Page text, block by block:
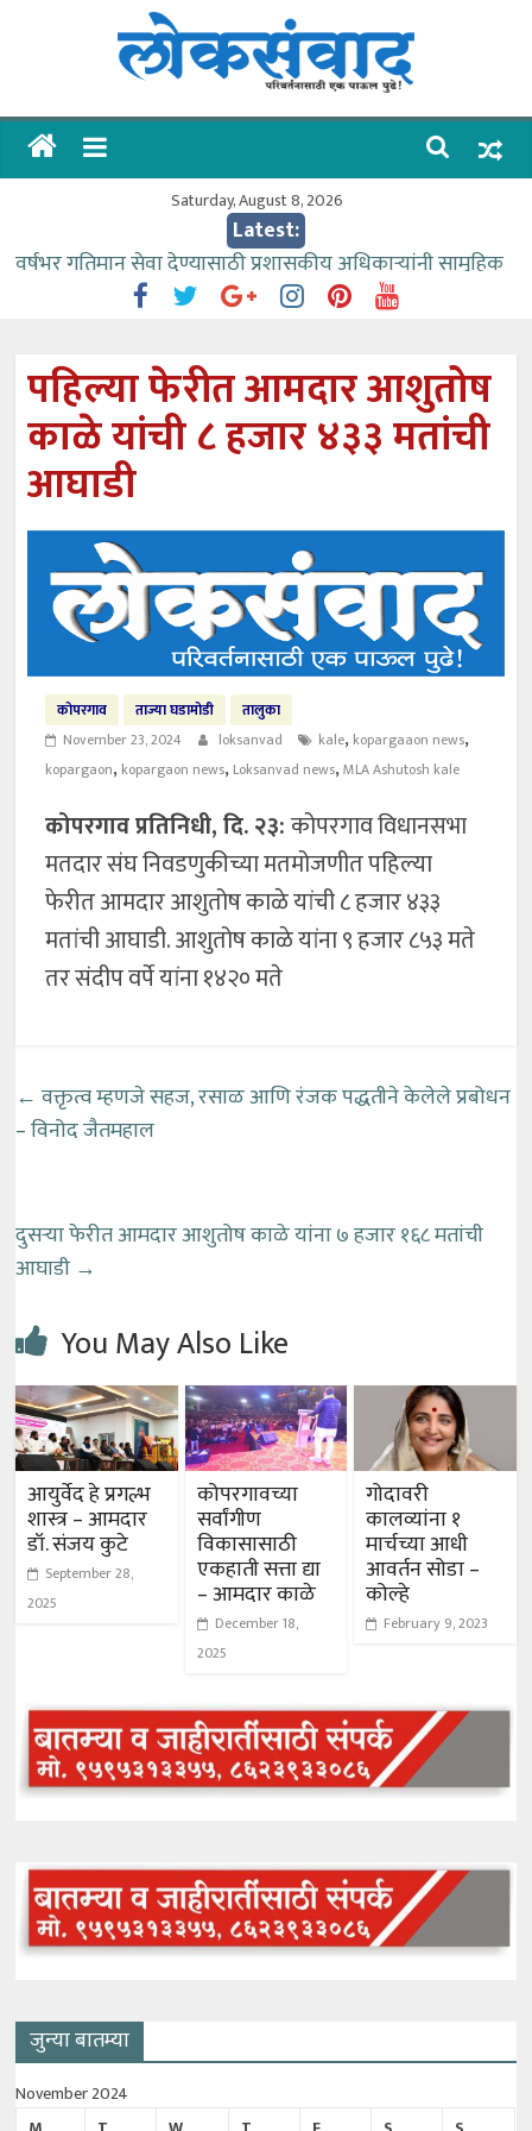
लोकसंवाद
ताज्या
Saturday, August 8, 2026
Latest:
वर्षभर गतिमान सेवा देण्यासाठी प्रशासकीय अधिकाऱ्यांनी सामुहिक
प्रयत्न करावे – आमदार काळे
काळे
आत्मामालिक गुरूकूलाचे २२८ विद्यार्थी शिष्यवृत्तीस पात्र
ईच्छा आणि मेहनतीच्या बळावर यश मिळवता येते – शिवप्रसाद
पंडोरे
आमदार आशुतोष काळे यांचा वाढदिवस विविध सामाजिक
उपक्रमांनी साजरा
पहिल्या फेरीत आमदार आशुतोष
काळे यांची ८ हजार ४३३ मतांची
आघाडी
कोपरगाव ताज्या घडामोडी
तालुका
November 23, 2024
loksanvad kale, kopargaaon news,
kopargaon, kopargaon news, Loksanvad news,MLA Ashutosh kale
कोपरगाव प्रतिनिधी, दि. २३:कोपरगाव विधानसभा
मतदार संघ निवडणुकीच्या मतमोजणीत पहिल्या
फेरीत आमदार आशुतोष काळे यांची ८ हजार ४३३
मतांची आघाडी. आशुतोष काळे यांना ९ हजार ८५३ मते
तर संदीप वर्पे यांना १४२० मते
← वक्तृत्व म्हणजे सहज, रसाळ आणि रंजक पद्धतीने केलेले प्रबोधन
– विनोद जैतमहाल
दुसऱ्या फेरीत आमदार आशुतोष काळे यांना ७ हजार १६८ मतांची
आघाडी →
You May Also Like
आयुर्वेद हे प्रगल्भ
शास्त्र – आमदार
डॉ. संजय कुटे
September 28,
2025
कोपरगावच्या
सर्वांगीण
विकासासाठी
एकहाती सत्ता द्या
– आमदार काळे
December 18,
2025
गोदावरी
कालव्यांना १
मार्चच्या आधी
आवर्तन सोडा –
कोल्हे
February 9, 2023
जुन्या बातम्या
November 2024